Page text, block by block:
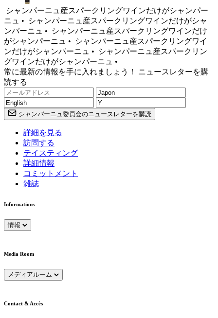
シャンパーニュ産スパークリングワインだけがシャンパー
ニュ •
シャンパーニュ産スパークリングワインだけがシャ
ンパーニュ •
シャンパーニュ産スパークリングワインだけ
がシャンパーニュ •
シャンパーニュ産スパークリングワイ
ンだけがシャンパーニュ •
シャンパーニュ産スパークリン
グワインだけがシャンパーニュ •
常に最新の情報を手に入れましょう！ ニュースレターを購
読する
シャンパーニュ委員会のニュースレターを購読
詳細を見る
訪問する
テイスティング
詳細情報
コミットメント
雑誌
Informations
情報
Media Room
メディアルーム
Contact & Accès